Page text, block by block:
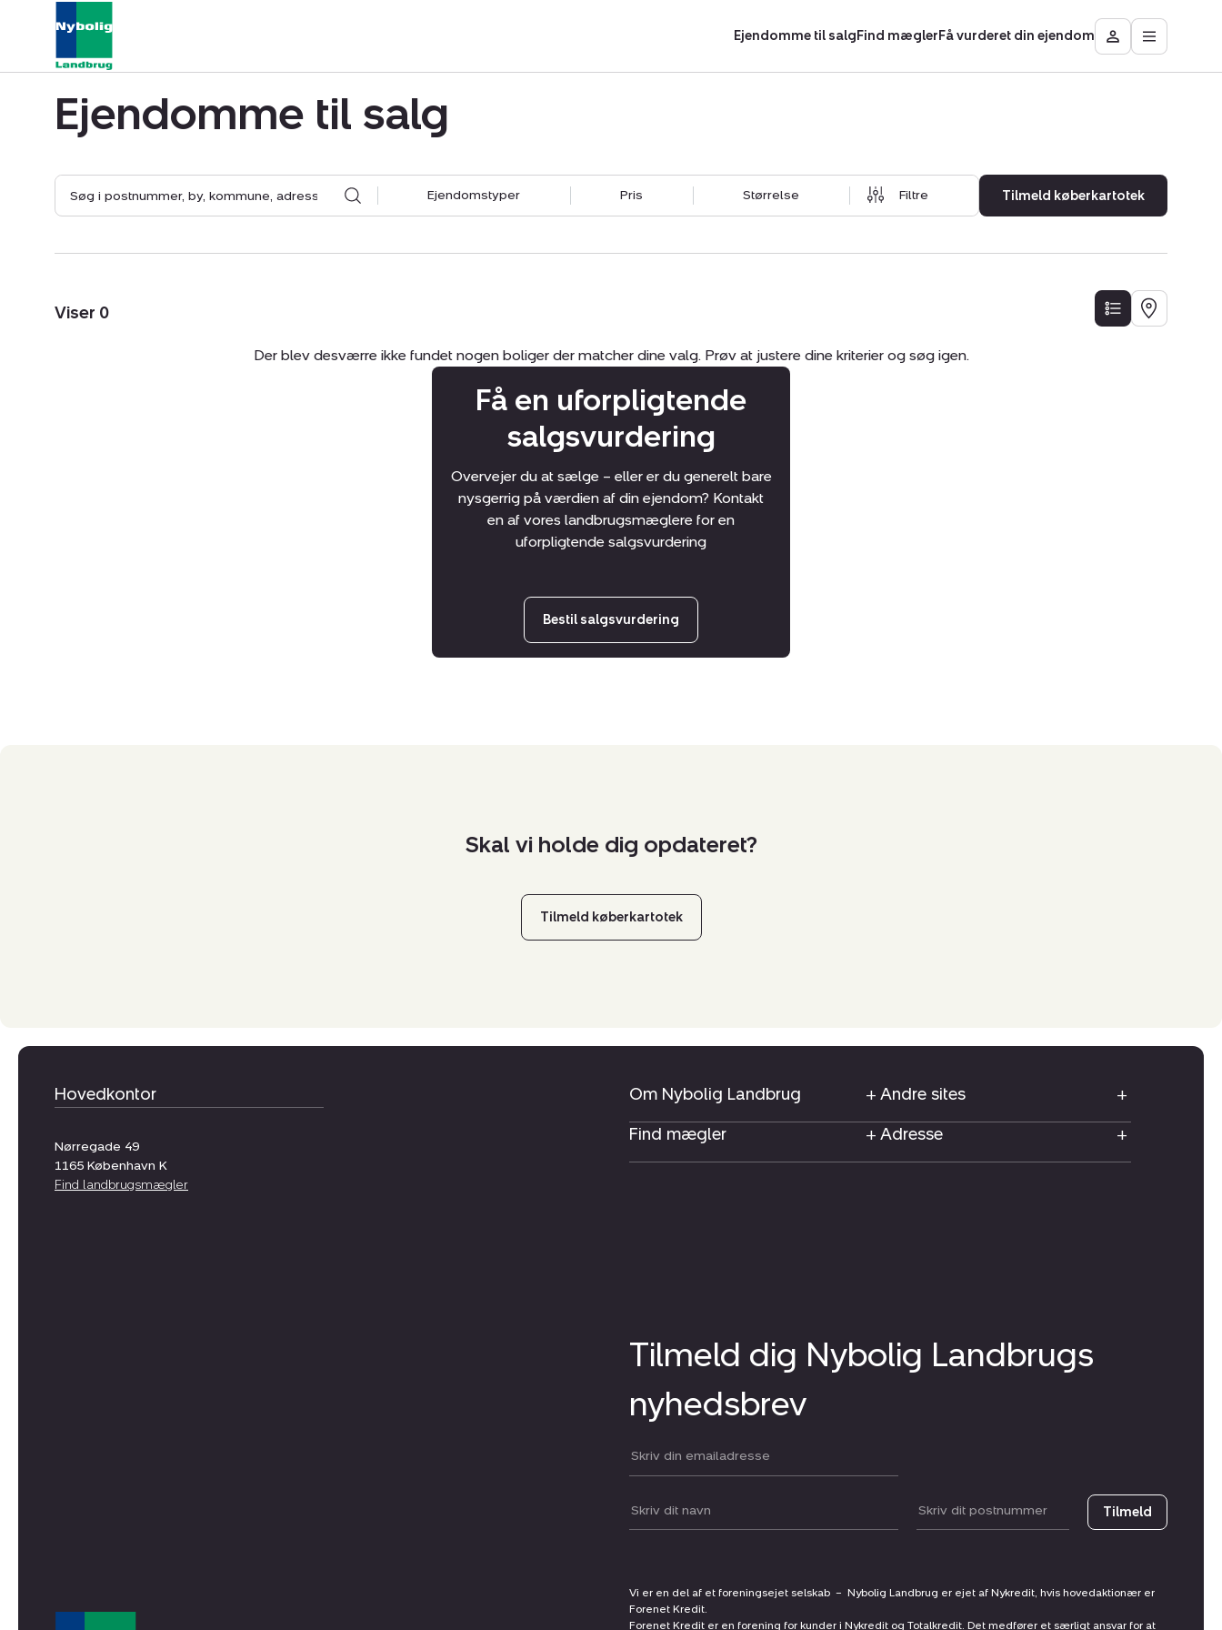
Ejendomme til salgFind mæglerFå vurderet din ejendom
Besøg
Mit
Åbn
Ejendomme til salg
Ejendomstyper Pris Størrelse
Grundstørrelse
0 ha - 2000+ ha
0 plan - 5+ plan
0 m2 - 100000+ m2
Filtre Tilmeld køberkartotek
Viser 0 LISTE KORT
Der blev desværre ikke fundet nogen boliger der matcher dine valg. Prøv at justere dine kriterier og søg igen.
Få en uforpligtende
salgsvurdering
Overvejer du at sælge – eller er du generelt bare
nysgerrig på værdien af din ejendom? Kontakt
en af vores landbrugsmæglere for en
uforpligtende salgsvurdering
Bestil salgsvurdering
Skal vi holde dig opdateret?
Tilmeld køberkartotek
Hovedkontor
Nørregade 49
1165 København K
Find landbrugsmægler
Om Nybolig Landbrug
Andre sites
Find mægler
Adresse
Tilmeld dig Nybolig Landbrugs
nyhedsbrev
Din email:
Dit navn: Postnummer Tilmeld
Vi er en del af et foreningsejet selskab – Nybolig Landbrug er ejet af Nykredit, hvis hovedaktionær er
Forenet Kredit.
Forenet Kredit er en forening for kunder i Nykredit og Totalkredit. Det medfører et særligt ansvar for at